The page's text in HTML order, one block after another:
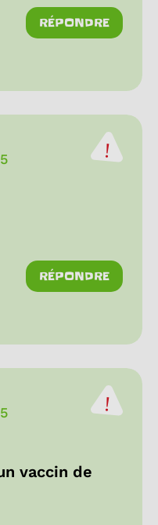
réactions
RÉPONDRE
réactions
RÉPONDRE
vaccin de